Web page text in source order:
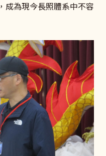
成為現今長照體系中不容